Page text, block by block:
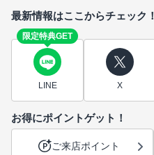
最新情報はここからチェック！
限定特典GET
LINE X
お得にポイントゲット！
ご来店ポイント